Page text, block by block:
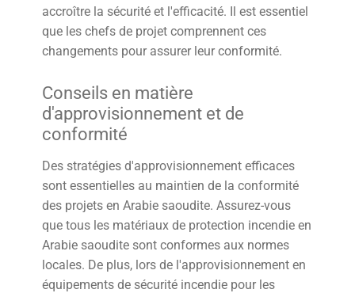
accroître la sécurité et l'efficacité. Il est essentiel
que les chefs de projet comprennent ces
changements pour assurer leur conformité.
Conseils en matière
d'approvisionnement et de
conformité
Des stratégies d'approvisionnement efficaces
sont essentielles au maintien de la conformité
des projets en Arabie saoudite. Assurez-vous
que tous les matériaux de protection incendie en
Arabie saoudite sont conformes aux normes
locales. De plus, lors de l'approvisionnement en
équipements de sécurité incendie pour les